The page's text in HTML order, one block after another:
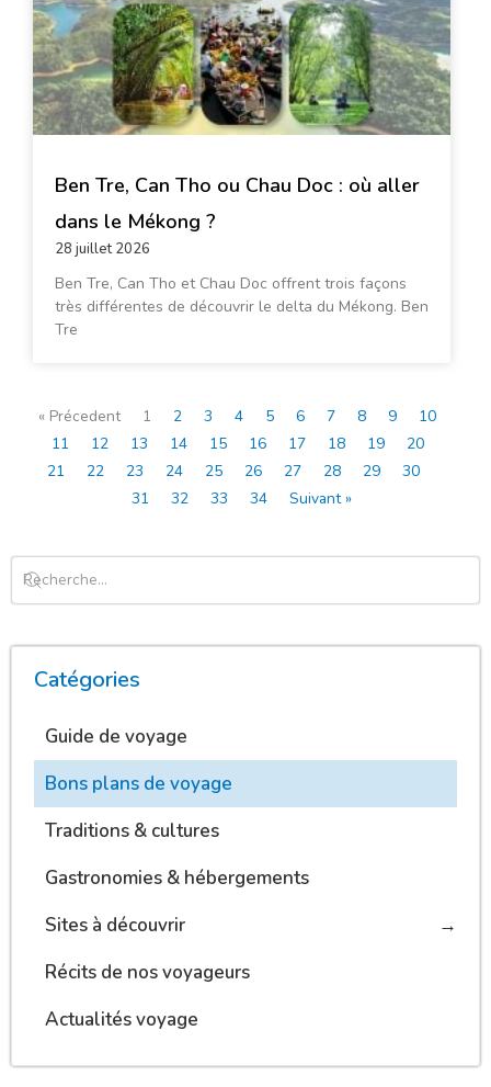
Ben Tre, Can Tho ou Chau Doc : où aller
dans le Mékong ?
28 juillet 2026
Ben Tre, Can Tho et Chau Doc offrent trois façons
très différentes de découvrir le delta du Mékong. Ben
Tre
« Précedent 1 2 3 4 5 6 7 8 9
10
11
12 13 14 15 16 17 18 19
20
21
22 23 24 25 26 27 28 29
30
31
32 33 34 Suivant »
Catégories
Guide de voyage
Bons plans de voyage
Traditions & cultures
Gastronomies & hébergements
Sites à découvrir
Récits de nos voyageurs
Actualités voyage